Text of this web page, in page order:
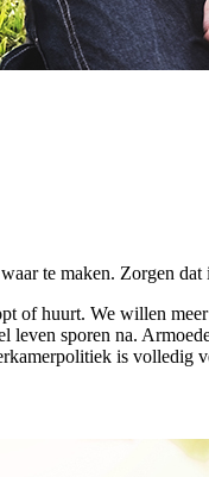
te maken. Zorgen
of huurt. We willen
leven sporen na.
is volledig